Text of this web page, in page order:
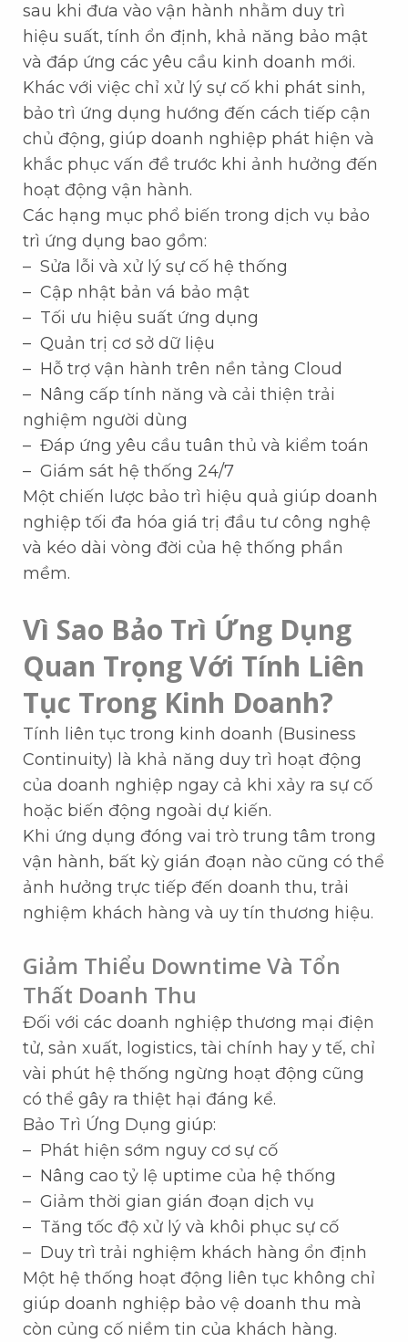
sau khi đưa vào vận hành nhằm duy trì
hiệu suất, tính ổn định, khả năng bảo mật
và đáp ứng các yêu cầu kinh doanh mới.
Khác với việc chỉ xử lý sự cố khi phát sinh,
bảo trì ứng dụng hướng đến cách tiếp cận
chủ động, giúp doanh nghiệp phát hiện và
khắc phục vấn đề trước khi ảnh hưởng đến
hoạt động vận hành.
Các hạng mục phổ biến trong dịch vụ bảo
trì ứng dụng bao gồm:
– Sửa lỗi và xử lý sự cố hệ thống
– Cập nhật bản vá bảo mật
– Tối ưu hiệu suất ứng dụng
– Quản trị cơ sở dữ liệu
– Hỗ trợ vận hành trên nền tảng Cloud
– Nâng cấp tính năng và cải thiện trải
nghiệm người dùng
– Đáp ứng yêu cầu tuân thủ và kiểm toán
– Giám sát hệ thống 24/7
Một chiến lược bảo trì hiệu quả giúp doanh
nghiệp tối đa hóa giá trị đầu tư công nghệ
và kéo dài vòng đời của hệ thống phần
mềm.
Vì Sao Bảo Trì Ứng Dụng
Quan Trọng Với Tính Liên
Tục Trong Kinh Doanh?
Tính liên tục trong kinh doanh (Business
Continuity) là khả năng duy trì hoạt động
của doanh nghiệp ngay cả khi xảy ra sự cố
hoặc biến động ngoài dự kiến.
Khi ứng dụng đóng vai trò trung tâm trong
vận hành, bất kỳ gián đoạn nào cũng có thể
ảnh hưởng trực tiếp đến doanh thu, trải
nghiệm khách hàng và uy tín thương hiệu.
Giảm Thiểu Downtime Và Tổn
Thất Doanh Thu
Đối với các doanh nghiệp thương mại điện
tử, sản xuất, logistics, tài chính hay y tế, chỉ
vài phút hệ thống ngừng hoạt động cũng
có thể gây ra thiệt hại đáng kể.
Bảo Trì Ứng Dụng giúp:
– Phát hiện sớm nguy cơ sự cố
– Nâng cao tỷ lệ uptime của hệ thống
– Giảm thời gian gián đoạn dịch vụ
– Tăng tốc độ xử lý và khôi phục sự cố
– Duy trì trải nghiệm khách hàng ổn định
Một hệ thống hoạt động liên tục không chỉ
giúp doanh nghiệp bảo vệ doanh thu mà
còn củng cố niềm tin của khách hàng.